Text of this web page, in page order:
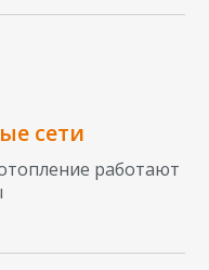
сети
работают